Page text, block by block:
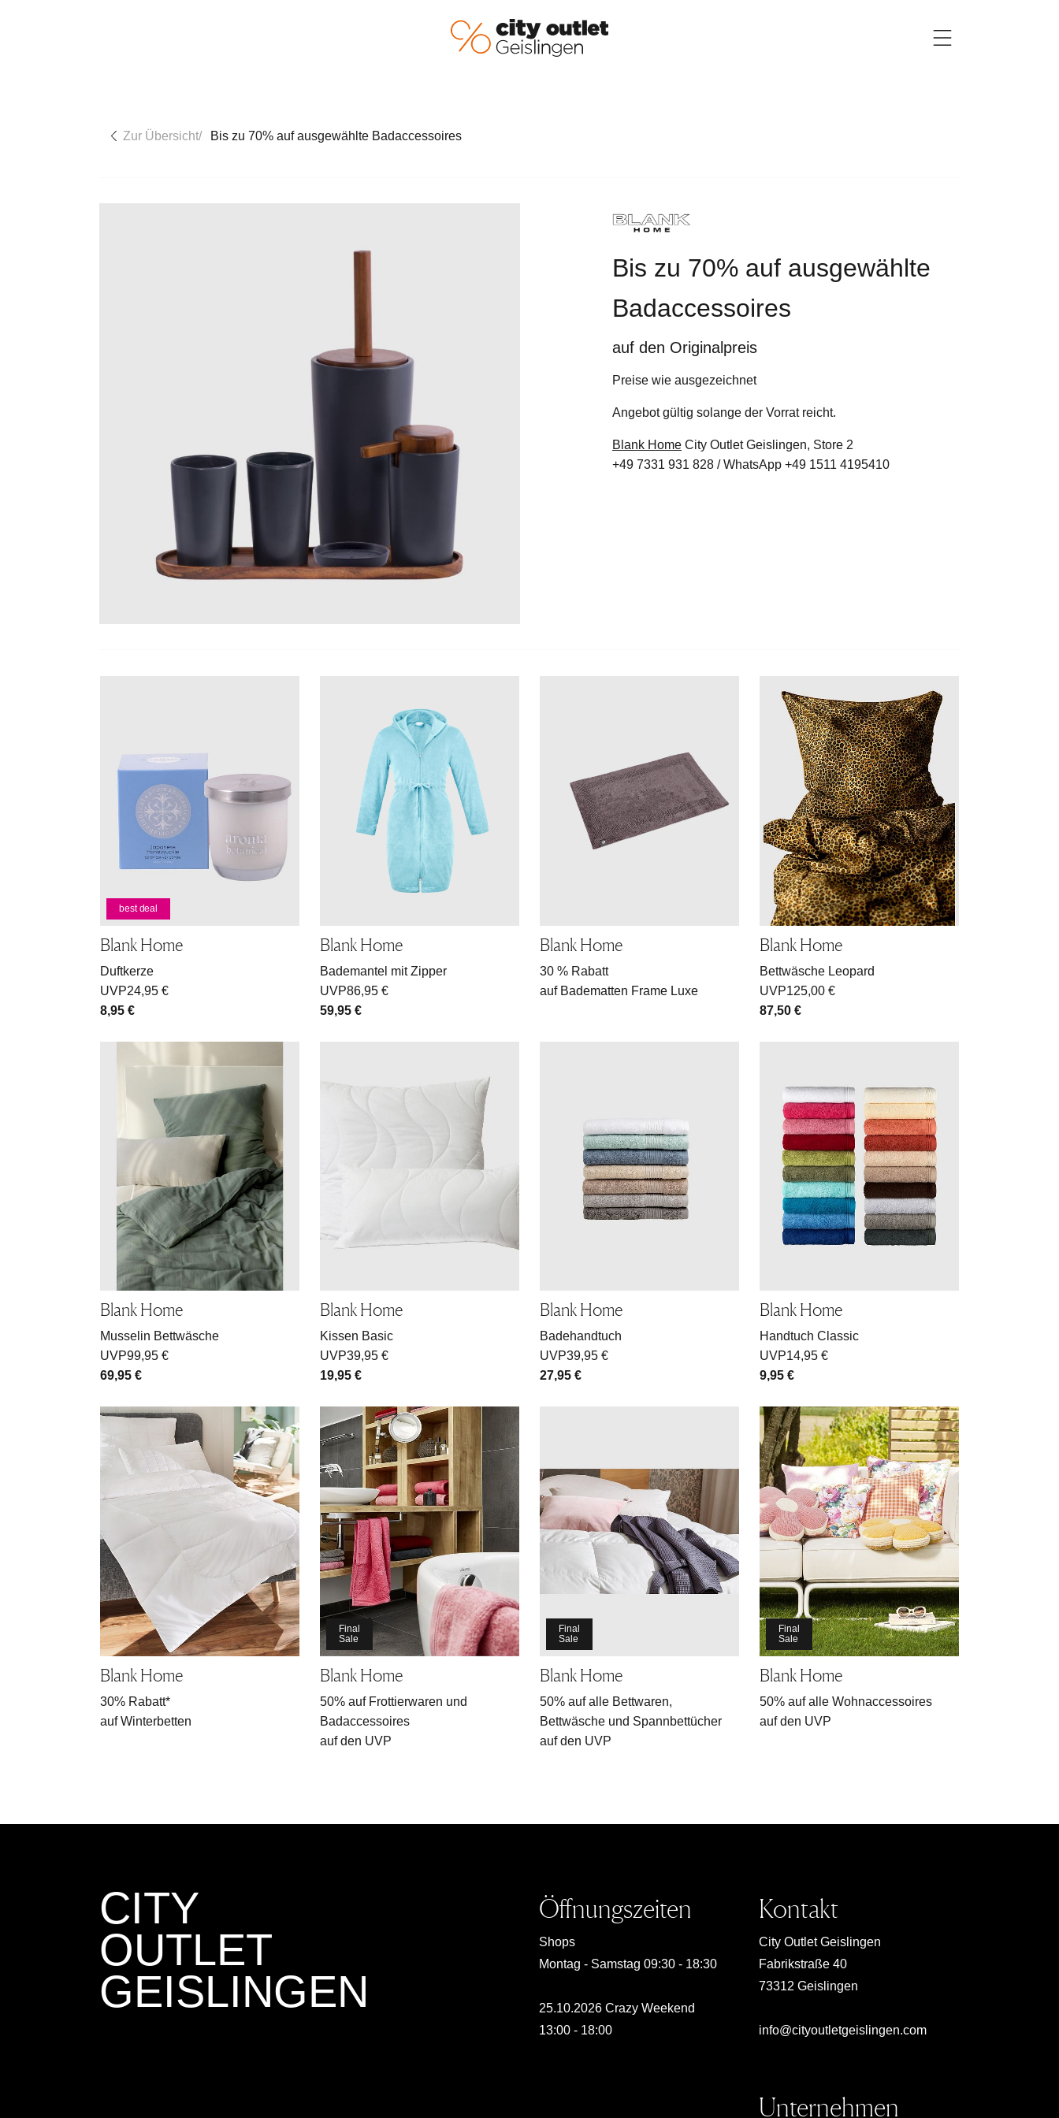
Zur Übersicht/ Bis zu 70% auf ausgewählte Badaccessoires
Bis zu 70% auf ausgewählte
Badaccessoires
auf den Originalpreis
Preise wie ausgezeichnet
Angebot gültig solange der Vorrat reicht.
Blank Home City Outlet Geislingen, Store 2
+49 7331 931 828 / WhatsApp +49 1511 4195410
best deal
Blank Home
Duftkerze
UVP24,95 €
8,95 €
Blank Home
Bademantel mit Zipper
UVP86,95 €
59,95 €
Blank Home
30 % Rabatt
auf Badematten Frame Luxe
Blank Home
Bettwäsche Leopard
UVP125,00 €
87,50 €
Blank Home
Musselin Bettwäsche
UVP99,95 €
69,95 €
Blank Home
Kissen Basic
UVP39,95 €
19,95 €
Blank Home
Badehandtuch
UVP39,95 €
27,95 €
Blank Home
Handtuch Classic
UVP14,95 €
9,95 €
Blank Home
30% Rabatt*
auf Winterbetten
Final
Sale
Blank Home
50% auf Frottierwaren und
Badaccessoires
auf den UVP
Final
Sale
Blank Home
50% auf alle Bettwaren,
Bettwäsche und Spannbettücher
auf den UVP
Final
Sale
Blank Home
50% auf alle Wohnaccessoires
auf den UVP
CITY
OUTLET
GEISLINGEN
Öffnungszeiten
Shops
Montag - Samstag 09:30 - 18:30
25.10.2026 Crazy Weekend
13:00 - 18:00
Kontakt
City Outlet Geislingen
Fabrikstraße 40
73312 Geislingen
info@cityoutletgeislingen.com
Unternehmen